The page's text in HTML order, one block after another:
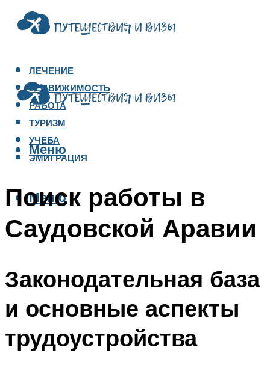
ЛЕЧЕНИЕ
НЕДВИЖИМОСТЬ
РАБОТА
ТУРИЗМ
УЧЕБА
ЭМИГРАЦИЯ
Меню
Меню
Поиск работы в
Саудовской Аравии
Законодательная база
и основные аспекты
трудоустройства